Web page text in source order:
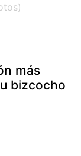
más
bizcocho